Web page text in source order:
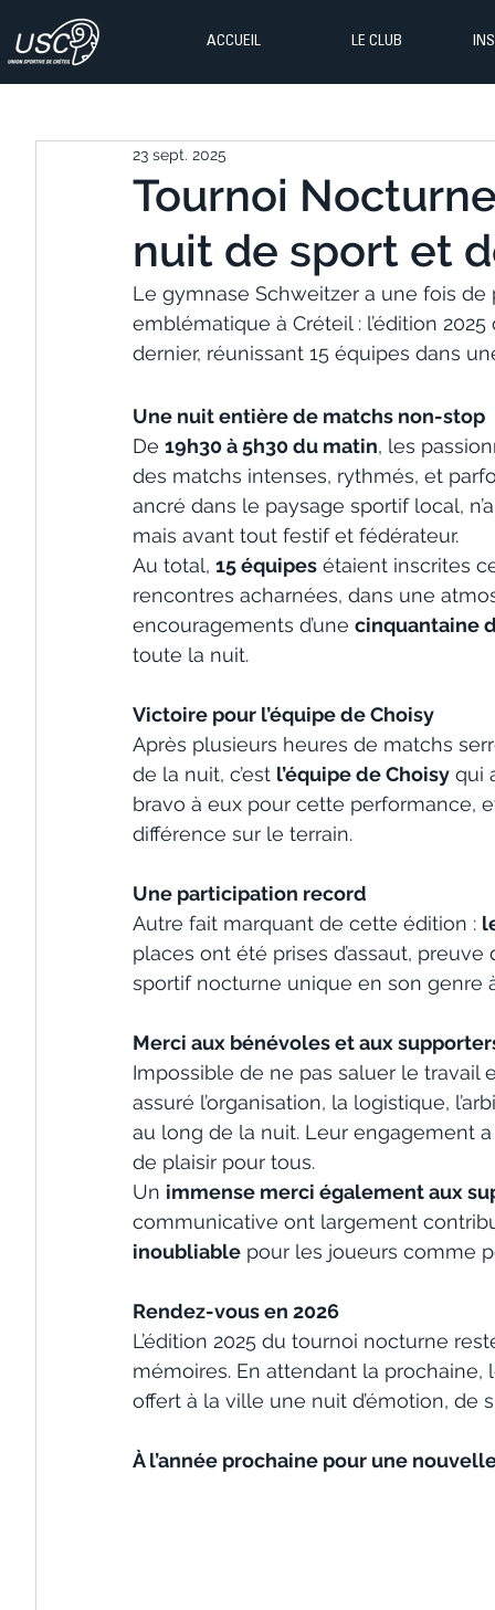
ACCUEIL LE CLUB
Tournoi
nuit de sport et
23 sept. 2025
Le gymnase Schweitzer a une fois
emblématique à Créteil : l’édition
dernier, réunissant 15 équipes dans
Une nuit entière de matchs non-stop
De 19h30 à 5h30 du matin, les
des matchs intenses, rythmés, et
ancré dans le paysage sportif local,
mais avant tout festif et fédérateur.
Au total, 15 équipes étaient inscrites
rencontres acharnées, dans une
encouragements d’une cinquantaine
toute la nuit.
Victoire pour l’équipe de Choisy
Après plusieurs heures de matchs
de la nuit, c’est l’équipe de Choisy qui
bravo à eux pour cette performance,
différence sur le terrain.
Une participation record
Autre fait marquant de cette édition :
places ont été prises d’assaut,
sportif nocturne unique en son genre
Merci aux bénévoles et aux
Impossible de ne pas saluer le travail
assuré l’organisation, la logistique,
au long de la nuit. Leur engagement
de plaisir pour tous.
Un immense merci également aux
communicative ont largement
inoubliable pour les joueurs comme
Rendez-vous en 2026
L’édition 2025 du tournoi nocturne
mémoires. En attendant la
offert à la ville une nuit d’émotion, de
À l’année prochaine pour une